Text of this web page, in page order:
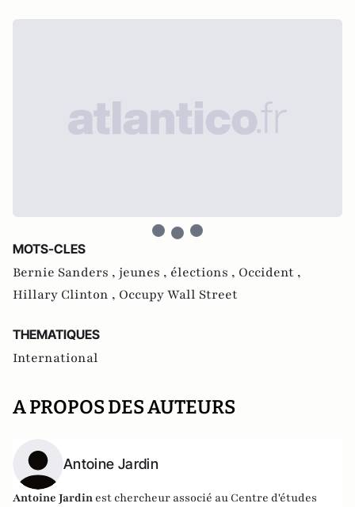
MOTS-CLES
Bernie Sanders , jeunes , élections , Occident ,
Hillary Clinton , Occupy Wall Street
THEMATIQUES
International
A PROPOS DES AUTEURS
Antoine Jardin
Antoine Jardin est chercheur associé au Centre d'études